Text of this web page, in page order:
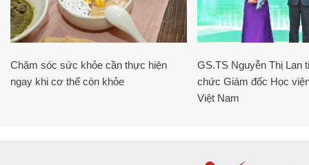
Chăm sóc sức khỏe cần thực hiện
ngay khi cơ thể còn khỏe
GS.TS Nguyễn Thị Lan
chức Giám đốc Học
Việt Nam